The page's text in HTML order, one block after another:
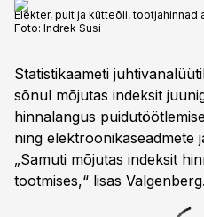
Elekter, puit ja kütteõli, tootjahinnad
Foto: Indrek Susi
Statistikaameti
sõnul mõjutas indeksit
hinnalangus
ning elektroonikaseadmete
„Samuti mõjutas indeksit
tootmises,“ lisas Valgenberg.